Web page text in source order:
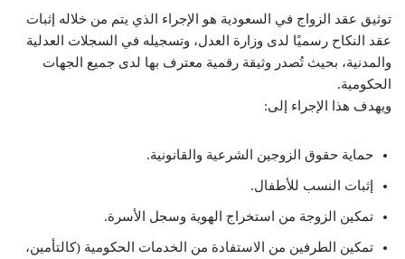
توثيق عقد الزواج في السعودية هو الإجراء الذي يتم من خلاله إثبات
عقد النكاح رسميًا لدى وزارة العدل، وتسجيله في السجلات العدلية
والمدنية، بحيث تُصدر وثيقة رقمية معترف بها لدى جميع الجهات
الحكومية.
ويهدف هذا الإجراء إلى:
حماية حقوق الزوجين الشرعية والقانونية.
إثبات النسب للأطفال.
تمكين الزوجة من استخراج الهوية وسجل الأسرة.
تمكين الطرفين من الاستفادة من الخدمات الحكومية (كالتأمين،